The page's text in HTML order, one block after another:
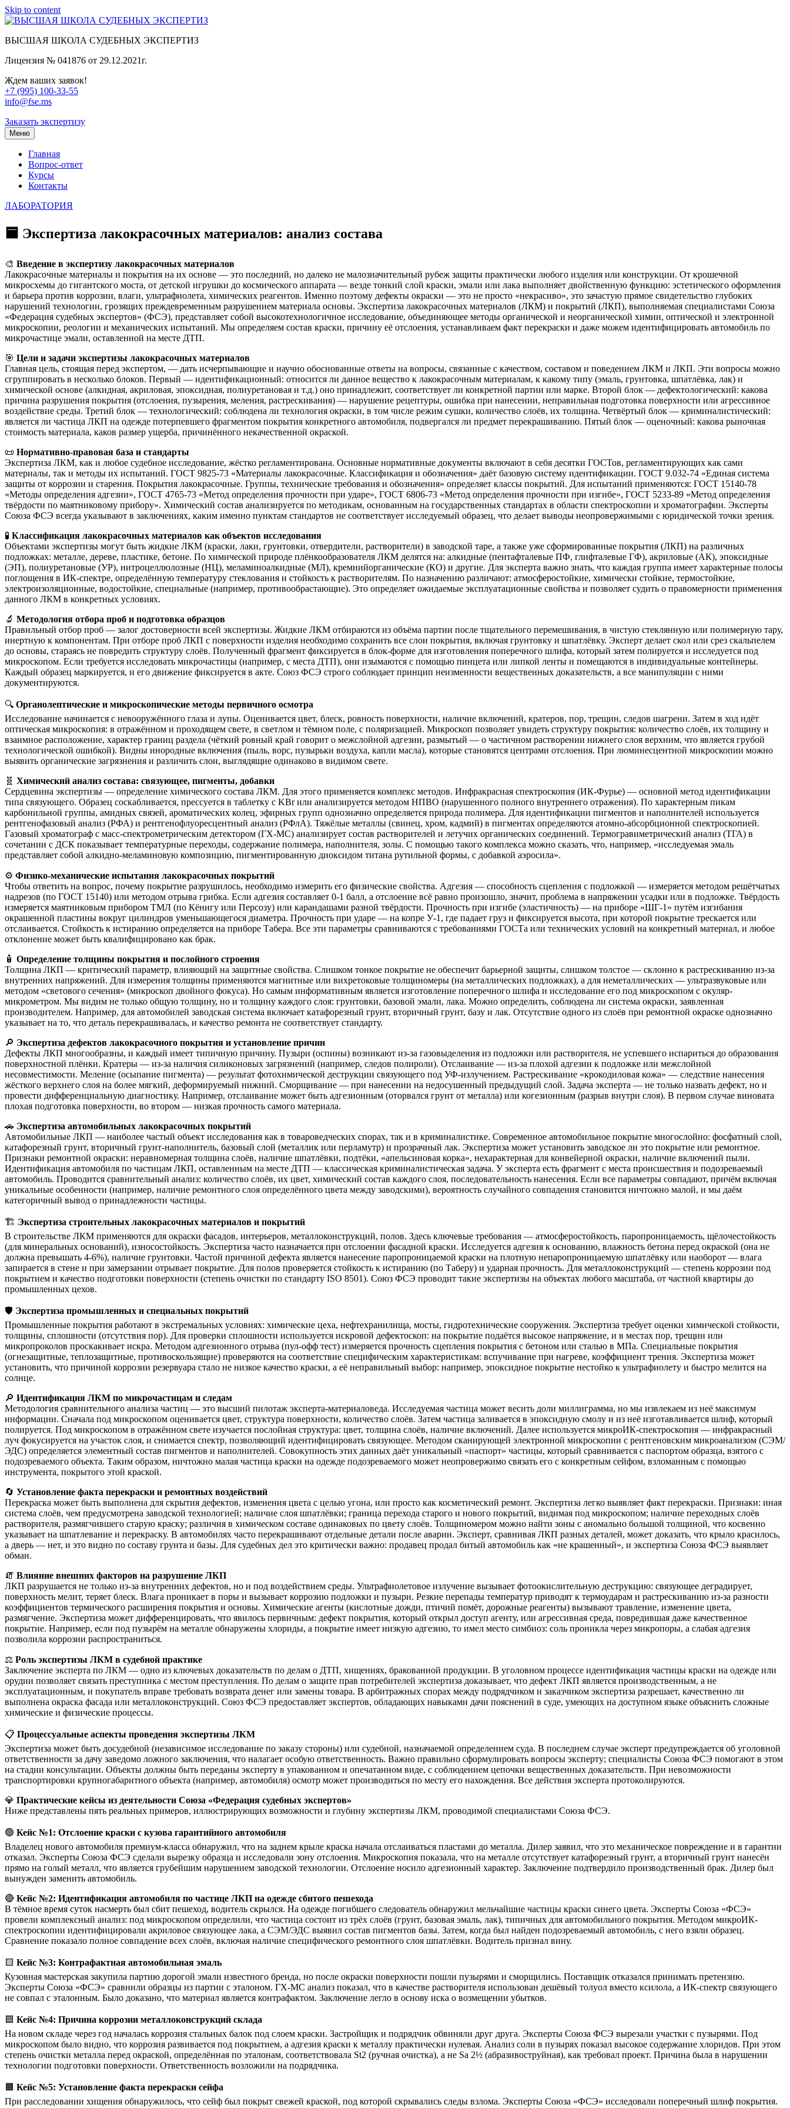
Skip to content
ВЫСШАЯ ШКОЛА СУДЕБНЫХ ЭКСПЕРТИЗ
Лицензия № 041876 от 29.12.2021г.
Ждем ваших заявок!
+7 (995) 100-33-55
info@fse.ms
Заказать экспертизу
Меню
Главная
Вопрос-ответ
Курсы
Контакты
ЛАБОРАТОРИЯ
🟦 Экспертиза лакокрасочных материалов: анализ состава
🎨 Введение в экспертизу лакокрасочных материалов
Лакокрасочные материалы и покрытия на их основе — это последний, но далеко не малозначительный рубеж защиты практически любого изделия или конструкции. От крошечной
микросхемы до гигантского моста, от детской игрушки до космического аппарата — везде тонкий слой краски, эмали или лака выполняет двойственную функцию: эстетического оформления
и барьера против коррозии, влаги, ультрафиолета, химических реагентов. Именно поэтому дефекты окраски — это не просто «некрасиво», это зачастую прямое свидетельство глубоких
нарушений технологии, грозящих преждевременным разрушением материала основы. Экспертиза лакокрасочных материалов (ЛКМ) и покрытий (ЛКП), выполняемая специалистами Союза
«Федерация судебных экспертов» (ФСЭ), представляет собой высокотехнологичное исследование, объединяющее методы органической и неорганической химии, оптической и электронной
микроскопии, реологии и механических испытаний. Мы определяем состав краски, причину её отслоения, устанавливаем факт перекраски и даже можем идентифицировать автомобиль по
микрочастице эмали, оставленной на месте ДТП.
🎯 Цели и задачи экспертизы лакокрасочных материалов
Главная цель, стоящая перед экспертом, — дать исчерпывающие и научно обоснованные ответы на вопросы, связанные с качеством, составом и поведением ЛКМ и ЛКП. Эти вопросы можно
сгруппировать в несколько блоков. Первый — идентификационный: относится ли данное вещество к лакокрасочным материалам, к какому типу (эмаль, грунтовка, шпатлёвка, лак) и
химической основе (алкидная, акриловая, эпоксидная, полиуретановая и т.д.) оно принадлежит, соответствует ли конкретной партии или марке. Второй блок — дефектологический: какова
причина разрушения покрытия (отслоения, пузырения, меления, растрескивания) — нарушение рецептуры, ошибка при нанесении, неправильная подготовка поверхности или агрессивное
воздействие среды. Третий блок — технологический: соблюдена ли технология окраски, в том числе режим сушки, количество слоёв, их толщина. Четвёртый блок — криминалистический:
является ли частица ЛКП на одежде потерпевшего фрагментом покрытия конкретного автомобиля, подвергался ли предмет перекрашиванию. Пятый блок — оценочный: какова рыночная
стоимость материала, каков размер ущерба, причинённого некачественной окраской.
📜 Нормативно-правовая база и стандарты
Экспертиза ЛКМ, как и любое судебное исследование, жёстко регламентирована. Основные нормативные документы включают в себя десятки ГОСТов, регламентирующих как сами
материалы, так и методы их испытаний. ГОСТ 9825-73 «Материалы лакокрасочные. Классификация и обозначения» даёт базовую систему идентификации. ГОСТ 9.032-74 «Единая система
защиты от коррозии и старения. Покрытия лакокрасочные. Группы, технические требования и обозначения» определяет классы покрытий. Для испытаний применяются: ГОСТ 15140-78
«Методы определения адгезии», ГОСТ 4765-73 «Метод определения прочности при ударе», ГОСТ 6806-73 «Метод определения прочности при изгибе», ГОСТ 5233-89 «Метод определения
твёрдости по маятниковому прибору». Химический состав анализируется по методикам, основанным на государственных стандартах в области спектроскопии и хроматографии. Эксперты
Союза ФСЭ всегда указывают в заключениях, каким именно пунктам стандартов не соответствует исследуемый образец, что делает выводы неопровержимыми с юридической точки зрения.
🧪 Классификация лакокрасочных материалов как объектов исследования
Объектами экспертизы могут быть жидкие ЛКМ (краски, лаки, грунтовки, отвердители, растворители) в заводской таре, а также уже сформированные покрытия (ЛКП) на различных
подложках: металле, дереве, пластике, бетоне. По химической природе плёнкообразователя ЛКМ делятся на: алкидные (пентафталевые ПФ, глифталевые ГФ), акриловые (АК), эпоксидные
(ЭП), полиуретановые (УР), нитроцеллюлозные (НЦ), меламиноалкидные (МЛ), кремнийорганические (КО) и другие. Для эксперта важно знать, что каждая группа имеет характерные полосы
поглощения в ИК-спектре, определённую температуру стеклования и стойкость к растворителям. По назначению различают: атмосферостойкие, химически стойкие, термостойкие,
электроизоляционные, водостойкие, специальные (например, противообрастающие). Это определяет ожидаемые эксплуатационные свойства и позволяет судить о правомерности применения
данного ЛКМ в конкретных условиях.
🔬 Методология отбора проб и подготовка образцов
Правильный отбор проб — залог достоверности всей экспертизы. Жидкие ЛКМ отбираются из объёма партии после тщательного перемешивания, в чистую стеклянную или полимерную тару,
инертную к компонентам. При отборе проб ЛКП с поверхности изделия необходимо сохранить все слои покрытия, включая грунтовку и шпатлёвку. Эксперт делает скол или срез скальпелем
до основы, стараясь не повредить структуру слоёв. Полученный фрагмент фиксируется в блок-форме для изготовления поперечного шлифа, который затем полируется и исследуется под
микроскопом. Если требуется исследовать микрочастицы (например, с места ДТП), они изымаются с помощью пинцета или липкой ленты и помещаются в индивидуальные контейнеры.
Каждый образец маркируется, и его движение фиксируется в акте. Союз ФСЭ строго соблюдает принцип неизменности вещественных доказательств, а все манипуляции с ними
документируются.
🔍 Органолептические и микроскопические методы первичного осмотра
Исследование начинается с невооружённого глаза и лупы. Оценивается цвет, блеск, ровность поверхности, наличие включений, кратеров, пор, трещин, следов шагрени. Затем в ход идёт
оптическая микроскопия: в отражённом и проходящем свете, в светлом и тёмном поле, с поляризацией. Микроскоп позволяет увидеть структуру покрытия: количество слоёв, их толщину и
взаимное расположение, характер границ раздела (чёткий ровный край говорит о межслойной адгезии, размытый — о частичном растворении нижнего слоя верхним, что является грубой
технологической ошибкой). Видны инородные включения (пыль, ворс, пузырьки воздуха, капли масла), которые становятся центрами отслоения. При люминесцентной микроскопии можно
выявить органические загрязнения и различить слои, выглядящие одинаково в видимом свете.
🧬 Химический анализ состава: связующее, пигменты, добавки
Сердцевина экспертизы — определение химического состава ЛКМ. Для этого применяется комплекс методов. Инфракрасная спектроскопия (ИК-Фурье) — основной метод идентификации
типа связующего. Образец соскабливается, прессуется в таблетку с KBr или анализируется методом НПВО (нарушенного полного внутреннего отражения). По характерным пикам
карбонильной группы, амидных связей, ароматических колец, эфирных групп однозначно определяется природа полимера. Для идентификации пигментов и наполнителей используется
рентгенофазовый анализ (РФА) и рентгенофлуоресцентный анализ (РФлА). Тяжёлые металлы (свинец, хром, кадмий) в пигментах определяются атомно-абсорбционной спектроскопией.
Газовый хроматограф с масс-спектрометрическим детектором (ГХ-МС) анализирует состав растворителей и летучих органических соединений. Термогравиметрический анализ (ТГА) в
сочетании с ДСК показывает температурные переходы, содержание полимера, наполнителя, золы. С помощью такого комплекса можно сказать, что, например, «исследуемая эмаль
представляет собой алкидно-меламиновую композицию, пигментированную диоксидом титана рутильной формы, с добавкой аэросила».
⚙️ Физико-механические испытания лакокрасочных покрытий
Чтобы ответить на вопрос, почему покрытие разрушилось, необходимо измерить его физические свойства. Адгезия — способность сцепления с подложкой — измеряется методом решётчатых
надрезов (по ГОСТ 15140) или методом отрыва грибка. Если адгезия составляет 0-1 балл, а отслоение всё равно произошло, значит, проблема в напряжении усадки или в подложке. Твёрдость
измеряется маятниковым прибором ТМЛ (по Кёнигу или Персозу) или карандашами разной твёрдости. Прочность при изгибе (эластичность) — на приборе «ШГ-1» путём изгибания
окрашенной пластины вокруг цилиндров уменьшающегося диаметра. Прочность при ударе — на копре У-1, где падает груз и фиксируется высота, при которой покрытие трескается или
отслаивается. Стойкость к истиранию определяется на приборе Табера. Все эти параметры сравниваются с требованиями ГОСТа или технических условий на конкретный материал, и любое
отклонение может быть квалифицировано как брак.
🧴 Определение толщины покрытия и послойного строения
Толщина ЛКП — критический параметр, влияющий на защитные свойства. Слишком тонкое покрытие не обеспечит барьерной защиты, слишком толстое — склонно к растрескиванию из-за
внутренних напряжений. Для измерения толщины применяются магнитные или вихретоковые толщиномеры (на металлических подложках), а для неметаллических — ультразвуковые или
методом «светового сечения» (микроскоп двойного фокуса). Но самым информативным является изготовление поперечного шлифа и исследование его под микроскопом с окуляр-
микрометром. Мы видим не только общую толщину, но и толщину каждого слоя: грунтовки, базовой эмали, лака. Можно определить, соблюдена ли система окраски, заявленная
производителем. Например, для автомобилей заводская система включает катафорезный грунт, вторичный грунт, базу и лак. Отсутствие одного из слоёв при ремонтной окраске однозначно
указывает на то, что деталь перекрашивалась, и качество ремонта не соответствует стандарту.
🔎 Экспертиза дефектов лакокрасочного покрытия и установление причин
Дефекты ЛКП многообразны, и каждый имеет типичную причину. Пузыри (оспины) возникают из-за газовыделения из подложки или растворителя, не успевшего испариться до образования
поверхностной плёнки. Кратеры — из-за наличия силиконовых загрязнений (например, следов полироли). Отслаивание — из-за плохой адгезии к подложке или межслойной
несовместимости. Меление (осыпание пигмента) — результат фотохимической деструкции связующего под УФ-излучением. Растрескивание «крокодиловая кожа» — следствие нанесения
жёсткого верхнего слоя на более мягкий, деформируемый нижний. Сморщивание — при нанесении на недосушенный предыдущий слой. Задача эксперта — не только назвать дефект, но и
провести дифференциальную диагностику. Например, отслаивание может быть адгезионным (оторвался грунт от металла) или когезионным (разрыв внутри слоя). В первом случае виновата
плохая подготовка поверхности, во втором — низкая прочность самого материала.
🚗 Экспертиза автомобильных лакокрасочных покрытий
Автомобильные ЛКП — наиболее частый объект исследования как в товароведческих спорах, так и в криминалистике. Современное автомобильное покрытие многослойно: фосфатный слой,
катафорезный грунт, вторичный грунт-наполнитель, базовый слой (металлик или перламутр) и прозрачный лак. Экспертиза может установить заводское ли это покрытие или ремонтное.
Признаки ремонтной окраски: неравномерная толщина слоёв, наличие шпатлёвки, подтёки, «апельсиновая корка», нехарактерная для конвейерной окраски, наличие включений пыли.
Идентификация автомобиля по частицам ЛКП, оставленным на месте ДТП — классическая криминалистическая задача. У эксперта есть фрагмент с места происшествия и подозреваемый
автомобиль. Проводится сравнительный анализ: количество слоёв, их цвет, химический состав каждого слоя, последовательность нанесения. Если все параметры совпадают, причём включая
уникальные особенности (например, наличие ремонтного слоя определённого цвета между заводскими), вероятность случайного совпадения становится ничтожно малой, и мы даём
категоричный вывод о принадлежности частицы.
🏗️ Экспертиза строительных лакокрасочных материалов и покрытий
В строительстве ЛКМ применяются для окраски фасадов, интерьеров, металлоконструкций, полов. Здесь ключевые требования — атмосферостойкость, паропроницаемость, щёлочестойкость
(для минеральных оснований), износостойкость. Экспертиза часто назначается при отслоении фасадной краски. Исследуется адгезия к основанию, влажность бетона перед окраской (она не
должна превышать 4-6%), наличие грунтовки. Частой причиной дефекта является нанесение паропроницаемой краски на плотную непаропроницаемую шпатлёвку или наоборот — влага
запирается в стене и при замерзании отрывает покрытие. Для полов проверяется стойкость к истиранию (по Таберу) и ударная прочность. Для металлоконструкций — степень коррозии под
покрытием и качество подготовки поверхности (степень очистки по стандарту ISO 8501). Союз ФСЭ проводит такие экспертизы на объектах любого масштаба, от частной квартиры до
промышленных цехов.
🛡️ Экспертиза промышленных и специальных покрытий
Промышленные покрытия работают в экстремальных условиях: химические цеха, нефтехранилища, мосты, гидротехнические сооружения. Экспертиза требует оценки химической стойкости,
толщины, сплошности (отсутствия пор). Для проверки сплошности используется искровой дефектоскоп: на покрытие подаётся высокое напряжение, и в местах пор, трещин или
микропроколов проскакивает искра. Методом адгезионного отрыва (пул-офф тест) измеряется прочность сцепления покрытия с бетоном или сталью в МПа. Специальные покрытия
(огнезащитные, теплозащитные, противоскользящие) проверяются на соответствие специфическим характеристикам: вспучивание при нагреве, коэффициент трения. Экспертиза может
установить, что причиной коррозии резервуара стало не низкое качество краски, а её неправильный выбор: например, эпоксидное покрытие нестойко к ультрафиолету и быстро мелится на
солнце.
🔎 Идентификация ЛКМ по микрочастицам и следам
Методология сравнительного анализа частиц — это высший пилотаж эксперта-материаловеда. Исследуемая частица может весить доли миллиграмма, но мы извлекаем из неё максимум
информации. Сначала под микроскопом оценивается цвет, структура поверхности, количество слоёв. Затем частица заливается в эпоксидную смолу и из неё изготавливается шлиф, который
полируется. Под микроскопом в отражённом свете изучается послойная структура: цвет, толщина слоёв, наличие включений. Далее используется микроИК-спектроскопия — инфракрасный
луч фокусируется на участок слоя, и снимается спектр, позволяющий идентифицировать связующее. Методом сканирующей электронной микроскопии с рентгеновским микроанализом (СЭМ/
ЭДС) определяется элементный состав пигментов и наполнителей. Совокупность этих данных даёт уникальный «паспорт» частицы, который сравнивается с паспортом образца, взятого с
подозреваемого объекта. Таким образом, ничтожно малая частица краски на одежде подозреваемого может неопровержимо связать его с конкретным сейфом, взломанным с помощью
инструмента, покрытого этой краской.
🔄 Установление факта перекраски и ремонтных воздействий
Перекраска может быть выполнена для скрытия дефектов, изменения цвета с целью угона, или просто как косметический ремонт. Экспертиза легко выявляет факт перекраски. Признаки: иная
система слоёв, чем предусмотрена заводской технологией; наличие слоя шпатлёвки; граница перехода старого и нового покрытий, видимая под микроскопом; наличие переходных слоёв
растворителя, размягчившего старую краску; различия в химическом составе одинаковых по цвету слоёв. Толщиномером можно найти зоны с аномально большой толщиной, что косвенно
указывает на шпатлевание и перекраску. В автомобилях часто перекрашивают отдельные детали после аварии. Эксперт, сравнивая ЛКП разных деталей, может доказать, что крыло красилось,
а дверь — нет, и это видно по составу грунта и базы. Для судебных дел это критически важно: продавец продал битый автомобиль как «не крашенный», и экспертиза Союза ФСЭ выявляет
обман.
🧯 Влияние внешних факторов на разрушение ЛКП
ЛКП разрушается не только из-за внутренних дефектов, но и под воздействием среды. Ультрафиолетовое излучение вызывает фотоокислительную деструкцию: связующее деградирует,
поверхность мелит, теряет блеск. Влага проникает в поры и вызывает коррозию подложки и пузыри. Резкие перепады температур приводят к термоударам и растрескиванию из-за разности
коэффициентов термического расширения покрытия и основы. Химические агенты (кислотные дожди, птичий помёт, дорожные реагенты) вызывают травление, изменение цвета,
размягчение. Экспертиза может дифференцировать, что явилось первичным: дефект покрытия, который открыл доступ агенту, или агрессивная среда, повредившая даже качественное
покрытие. Например, если под пузырём на металле обнаружены хлориды, а покрытие имеет низкую адгезию, то имел место симбиоз: соль проникла через микропоры, а слабая адгезия
позволила коррозии распространиться.
⚖️ Роль экспертизы ЛКМ в судебной практике
Заключение эксперта по ЛКМ — одно из ключевых доказательств по делам о ДТП, хищениях, бракованной продукции. В уголовном процессе идентификация частицы краски на одежде или
орудии позволяет связать преступника с местом преступления. По делам о защите прав потребителей экспертиза доказывает, что дефект ЛКП является производственным, а не
эксплуатационным, и покупатель вправе требовать возврата денег или замены товара. В арбитражных спорах между подрядчиком и заказчиком экспертиза разрешает, качественно ли
выполнена окраска фасада или металлоконструкций. Союз ФСЭ предоставляет экспертов, обладающих навыками дачи пояснений в суде, умеющих на доступном языке объяснить сложные
химические и физические процессы.
📋 Процессуальные аспекты проведения экспертизы ЛКМ
Экспертиза может быть досудебной (независимое исследование по заказу стороны) или судебной, назначаемой определением суда. В последнем случае эксперт предупреждается об уголовной
ответственности за дачу заведомо ложного заключения, что налагает особую ответственность. Важно правильно сформулировать вопросы эксперту; специалисты Союза ФСЭ помогают в этом
на стадии консультации. Объекты должны быть переданы эксперту в упакованном и опечатанном виде, с соблюдением цепочки вещественных доказательств. При невозможности
транспортировки крупногабаритного объекта (например, автомобиля) осмотр может производиться по месту его нахождения. Все действия эксперта протоколируются.
💎 Практические кейсы из деятельности Союза «Федерация судебных экспертов»
Ниже представлены пять реальных примеров, иллюстрирующих возможности и глубину экспертизы ЛКМ, проводимой специалистами Союза ФСЭ.
🟢 Кейс №1: Отслоение краски с кузова гарантийного автомобиля
Владелец нового автомобиля премиум-класса обнаружил, что на заднем крыле краска начала отслаиваться пластами до металла. Дилер заявил, что это механическое повреждение и в гарантии
отказал. Эксперты Союза ФСЭ сделали вырезку образца и исследовали зону отслоения. Микроскопия показала, что на металле отсутствует катафорезный грунт, а вторичный грунт нанесён
прямо на голый металл, что является грубейшим нарушением заводской технологии. Отслоение носило адгезионный характер. Заключение подтвердило производственный брак. Дилер был
вынужден заменить автомобиль.
🔴 Кейс №2: Идентификация автомобиля по частице ЛКП на одежде сбитого пешехода
В тёмное время суток насмерть был сбит пешеход, водитель скрылся. На одежде погибшего следователь обнаружил мельчайшие частицы краски синего цвета. Эксперты Союза «ФСЭ»
провели комплексный анализ: под микроскопом определили, что частица состоит из трёх слоёв (грунт, базовая эмаль, лак), типичных для автомобильного покрытия. Методом микроИК-
спектроскопии идентифицировали акриловое связующее лака, а СЭМ/ЭДС выявил состав пигментов базы. Затем, когда был найден подозреваемый автомобиль, с него взяли образец.
Сравнение показало полное совпадение всех слоёв, включая наличие специфического ремонтного слоя шпатлёвки. Водитель признал вину.
🟨 Кейс №3: Контрафактная автомобильная эмаль
Кузовная мастерская закупила партию дорогой эмали известного бренда, но после окраски поверхности пошли пузырями и сморщились. Поставщик отказался принимать претензию.
Эксперты Союза «ФСЭ» сравнили образцы из партии с эталоном. ГХ-МС анализ показал, что в качестве растворителя использован дешёвый толуол вместо ксилола, а ИК-спектр связующего
не совпал с эталонным. Было доказано, что материал является контрафактом. Заключение легло в основу иска о возмещении убытков.
🟦 Кейс №4: Причина коррозии металлоконструкций склада
На новом складе через год началась коррозия стальных балок под слоем краски. Застройщик и подрядчик обвиняли друг друга. Эксперты Союза ФСЭ вырезали участки с пузырями. Под
микроскопом было видно, что коррозия развивается под покрытием, а адгезия краски к металлу практически нулевая. Анализ соли в пузырях показал высокое содержание хлоридов. При этом
степень очистки металла перед окраской, определённая по эталонам, соответствовала St2 (ручная очистка), а не Sa 2½ (абразивоструйная), как требовал проект. Причина была в нарушении
технологии подготовки поверхности. Ответственность возложили на подрядчика.
🟧 Кейс №5: Установление факта перекраски сейфа
При расследовании хищения обнаружилось, что сейф был покрыт свежей краской, под которой скрывались следы взлома. Эксперты Союза «ФСЭ» исследовали поперечный шлиф покрытия.